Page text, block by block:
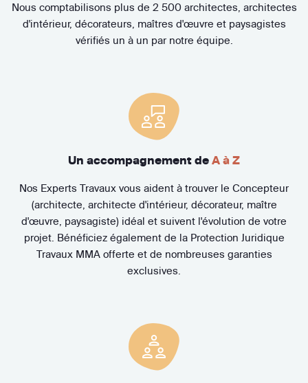
Nous comptabilisons plus de 2 500 architectes, architectes
d'intérieur, décorateurs, maîtres d'œuvre et paysagistes
vérifiés un à un par notre équipe.
Un accompagnement de A à Z
Nos Experts Travaux vous aident à trouver le Concepteur
(architecte, architecte d'intérieur, décorateur, maître
d'œuvre, paysagiste) idéal et suivent l'évolution de votre
projet. Bénéficiez également de la Protection Juridique
Travaux MMA offerte et de nombreuses garanties
exclusives.